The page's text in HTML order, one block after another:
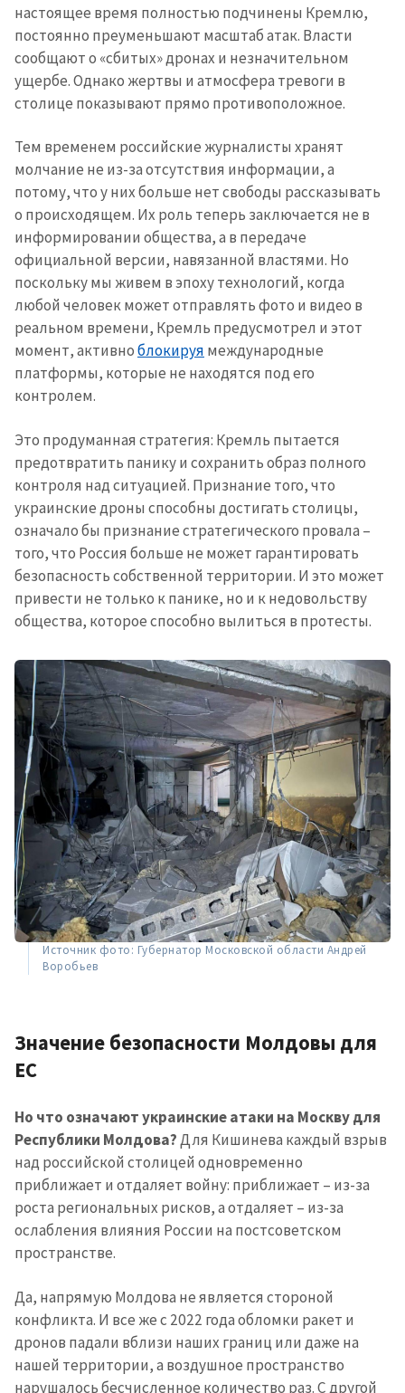
настоящее время полностью подчинены Кремлю,
постоянно преуменьшают масштаб атак. Власти
сообщают о «сбитых» дронах и незначительном
ущербе. Однако жертвы и атмосфера тревоги в
столице показывают прямо противоположное.
Тем временем российские журналисты хранят
молчание не из-за отсутствия информации, а
потому, что у них больше нет свободы рассказывать
о происходящем. Их роль теперь заключается не в
информировании общества, а в передаче
официальной версии, навязанной властями. Но
поскольку мы живем в эпоху технологий, когда
любой человек может отправлять фото и видео в
реальном времени, Кремль предусмотрел и этот
момент, активноблокируя международные
платформы, которые не находятся под его
контролем.
Это продуманная стратегия: Кремль пытается
предотвратить панику и сохранить образ полного
контроля над ситуацией. Признание того, что
украинские дроны способны достигать столицы,
означало бы признание стратегического провала –
того, что Россия больше не может гарантировать
безопасность собственной территории. И это может
привести не только к панике, но и к недовольству
общества, которое способно вылиться в протесты.
Источник фото: Губернатор Московской области Андрей
Воробьев
Значение безопасности Молдовы для
ЕС
Но что означают украинские атаки на Москву для
Республики Молдова?Для Кишинева каждый взрыв
над российской столицей одновременно
приближает и отдаляет войну: приближает – из-за
роста региональных рисков, а отдаляет – из-за
ослабления влияния России на постсоветском
пространстве.
Да, напрямую Молдова не является стороной
конфликта. И все же с 2022 года обломки ракет и
дронов падали вблизи наших границ или даже на
нашей территории, а воздушное пространство
нарушалось бесчисленное количество раз. С другой
Заголовок новости
+ Добавить
заголовок